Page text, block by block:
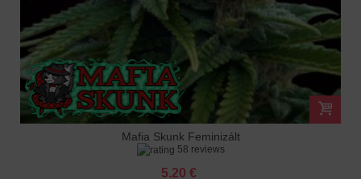
Mafia Skunk Feminizált
58 reviews
5.20 €